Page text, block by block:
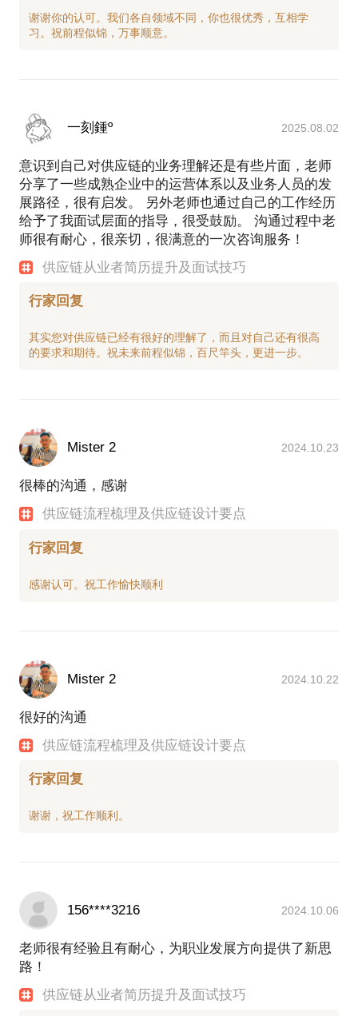
曾任职施耐德电气有限公司计划主管、供应链专家的
职务；约翰迪尔发动机工厂战术供应管理经理；诺维
经历超过三家工厂绩效改进快速案例，一个月内OTD
从66.7%提高到99.5%，库存在金额4个月下降一半；
擅长VSM 分析，并从信息流和实物流的匹配上面快速
找到解决方案，解决企业的燃眉之急；
施耐德苏州工厂供应链总体方案设计及实施，包括
谢谢你的认可。我们各自领域不同，你也很优秀，互相学
一刻鍾º 2025.08.02
意识到自己对供应链的业务理解还是有些片面，老师
分享了一些成熟企业中的运营体系以及业务人员的发
展路径，很有启发。 另外老师也通过自己的工作经历
给予了我面试层面的指导，很受鼓励。 沟通过程中老
师很有耐心，很亲切，很满意的一次咨询服务！
供应链从业者简历提升及面试技巧
行家回复
其实您对供应链已经有很好的理解了，而且对自己还有很高
Mister 2 2024.10.23
很棒的沟通，感谢
供应链流程梳理及供应链设计要点
行家回复
Mister 2 2024.10.22
很好的沟通
供应链流程梳理及供应链设计要点
行家回复
156****3216 2024.10.06
老师很有经验且有耐心，为职业发展方向提供了新思
路！
供应链从业者简历提升及面试技巧